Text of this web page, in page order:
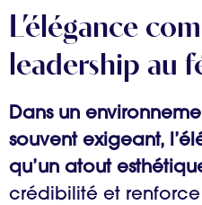
L’élégance
leadership au
Dans un
souvent exigeant,
qu’un atout
crédibilité et